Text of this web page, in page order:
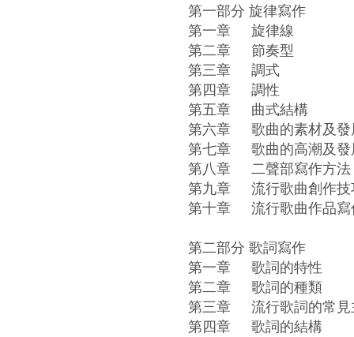
第一部分 旋律寫作
第一章
旋律線
第二章
節奏型
第三章
調式
第四章
調性
第五章
曲式結構
第六章
歌曲的素材及
第七章
歌曲的高潮及
第八章
二聲部寫作方法
第九章
流行歌曲創作
第十章
流行歌曲作品
第二部分 歌詞寫作
第一章
歌詞的特性
第二章
歌詞的種類
第三章
流行歌詞的常見
第四章
歌詞的結構